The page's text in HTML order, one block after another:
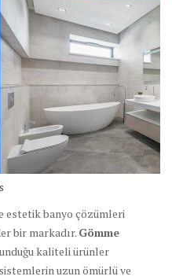
estetik banyo çözümleri
bir markadır. Gömme
kaliteli ürünler
uzun ömürlü ve